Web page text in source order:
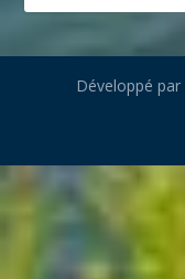
Développé par